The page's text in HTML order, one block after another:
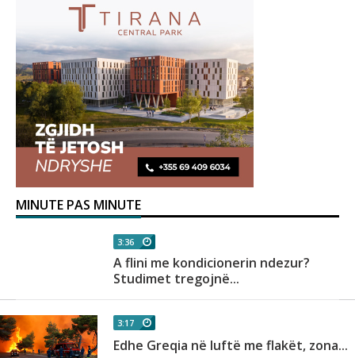
MINUTE PAS MINUTE
3:36
A flini me kondicionerin ndezur?
Studimet tregojnë...
3:17
Edhe Greqia në luftë me flakët, zona...